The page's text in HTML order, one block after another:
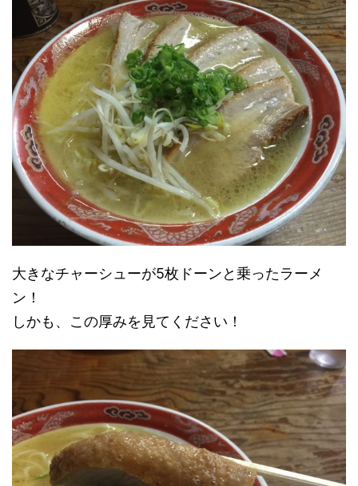
大きなチャーシューが5枚ドーンと乗ったラーメ
ン！
しかも、この厚みを見てください！